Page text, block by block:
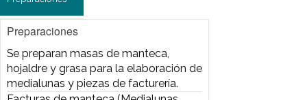
Preparaciones
Preparaciones
Se preparan masas de manteca,